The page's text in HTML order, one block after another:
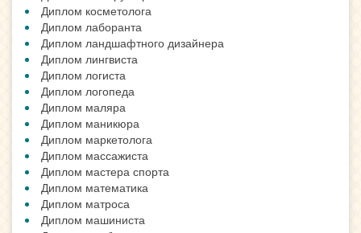
Диплом косметолога
Диплом лаборанта
Диплом ландшафтного дизайнера
Диплом лингвиста
Диплом логиста
Диплом логопеда
Диплом маляра
Диплом маникюра
Диплом маркетолога
Диплом массажиста
Диплом мастера спорта
Диплом математика
Диплом матроса
Диплом машиниста